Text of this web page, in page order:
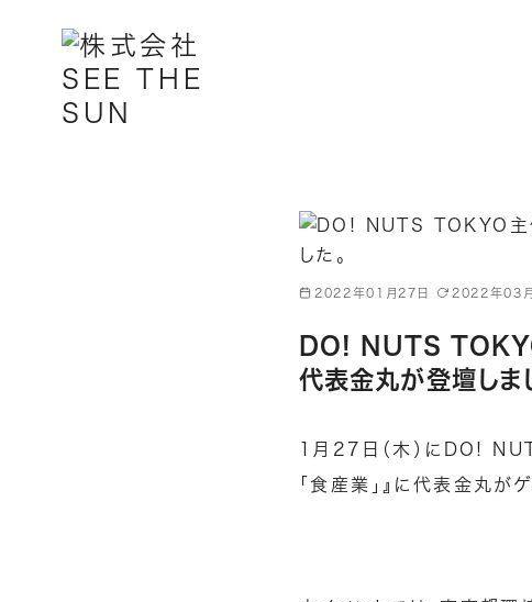
2022年01月27日 2022年03
DO! NUTS TOKYO
代表金丸が登壇しま
1月27日（木）にDO!
「食産業」』に代表金丸が